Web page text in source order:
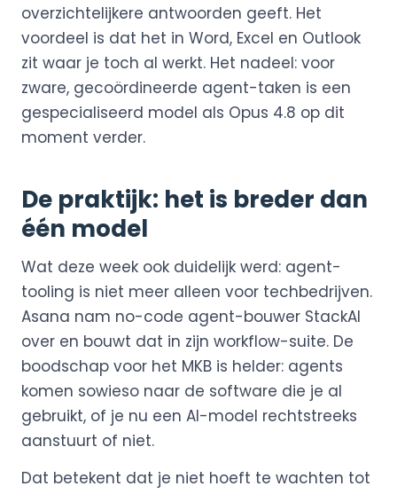
overzichtelijkere antwoorden geeft. Het
voordeel is dat het in Word, Excel en Outlook
zit waar je toch al werkt. Het nadeel: voor
zware, gecoördineerde agent-taken is een
gespecialiseerd model als Opus 4.8 op dit
moment verder.
De praktijk: het is breder dan
één model
Wat deze week ook duidelijk werd: agent-
tooling is niet meer alleen voor techbedrijven.
Asana nam no-code agent-bouwer StackAI
over en bouwt dat in zijn workflow-suite. De
boodschap voor het MKB is helder: agents
komen sowieso naar de software die je al
gebruikt, of je nu een AI-model rechtstreeks
aanstuurt of niet.
Dat betekent dat je niet hoeft te wachten tot